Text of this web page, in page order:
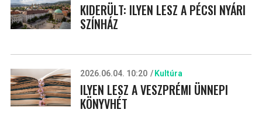
KIDERÜLT: ILYEN LESZ A PÉCSI NYÁRI
SZÍNHÁZ
2026.06.04. 10:20 Kultúra
ILYEN LESZ A VESZPRÉMI ÜNNEPI
KÖNYVHÉT